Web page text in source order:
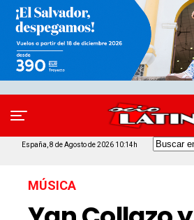
España, 8 de Agosto de 2026 10:14h
MÚSICA